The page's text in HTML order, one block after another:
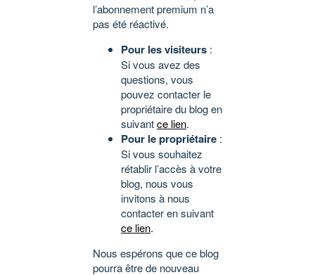
l’abonnement premium n’a
pas été réactivé.
Pour les visiteurs :
Si vous avez des
questions, vous
pouvez contacter le
propriétaire du blog en
suivantce lien.
Pour le propriétaire :
Si vous souhaitez
rétablir l’accès à votre
blog, nous vous
invitons à nous
contacter en suivant
ce lien.
Nous espérons que ce blog
pourra être de nouveau